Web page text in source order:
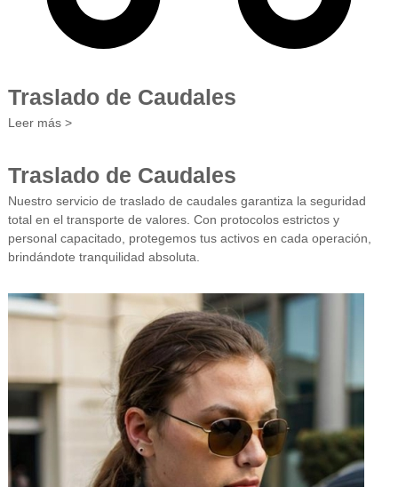
Traslado de Caudales
Leer más >
Traslado de Caudales
Nuestro servicio de traslado de caudales garantiza la seguridad
total en el transporte de valores. Con protocolos estrictos y
personal capacitado, protegemos tus activos en cada operación,
brindándote tranquilidad absoluta.